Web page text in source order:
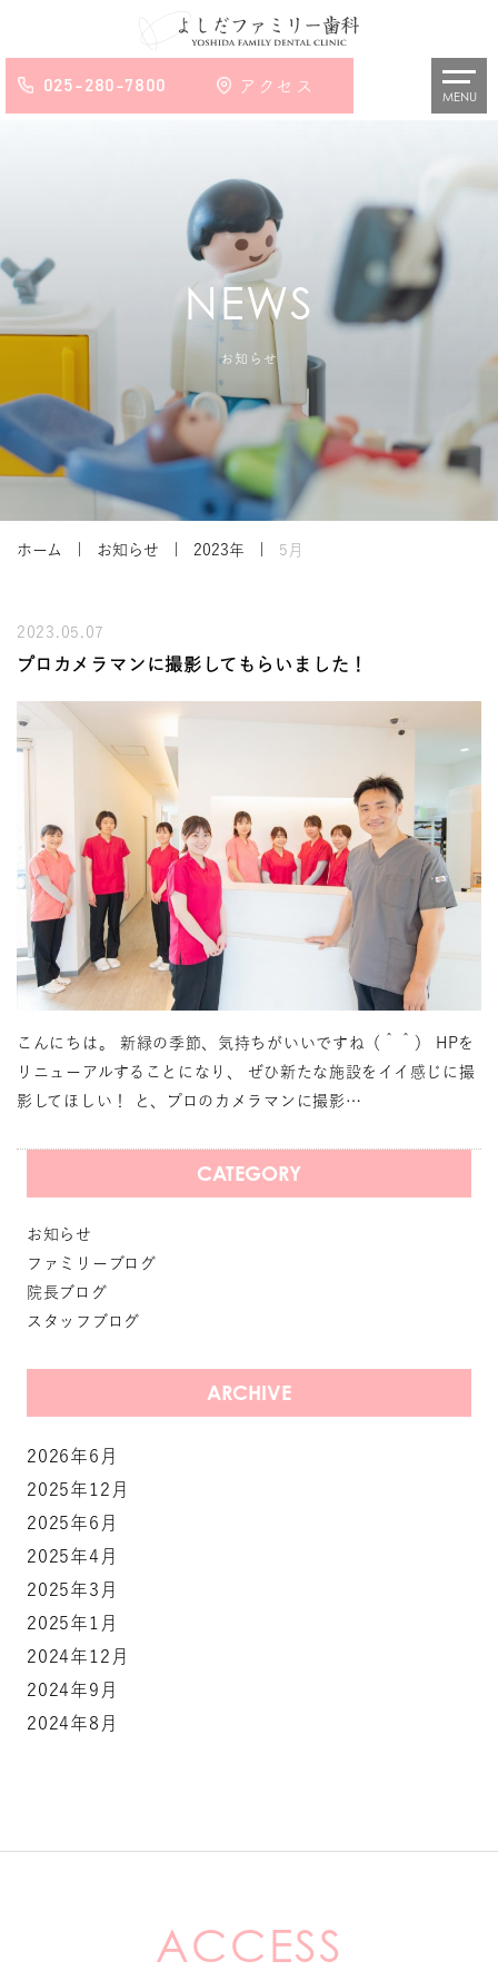
025-280-7800 アクセス
MENU
お知らせ
ホーム お知らせ 2023年 5月
2023.05.07
プロカメラマンに撮影してもらいました！
こんにちは。 新緑の季節、気持ちがいいですね（＾＾） HPを
リニューアルすることになり、 ぜひ新たな施設をイイ感じに撮
影してほしい！ と、プロのカメラマンに撮影…
CATEGORY
お知らせ
ファミリーブログ
院長ブログ
スタッフブログ
ARCHIVE
2026年6月
2025年12月
2025年6月
2025年4月
2025年3月
2025年1月
2024年12月
2024年9月
2024年8月